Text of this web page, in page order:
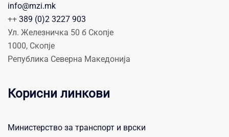
info@mzi.mk
++ 389 (0)2 3227 903
Ул. Железничка 50 б Скопје
1000, Скопје
Република Северна Македонија
Корисни линкови
Министерство за транспорт и врски